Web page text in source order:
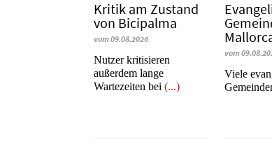
Kritik am Zustand
von Bicipalma
vom 09.08.2026
Nutzer kritisieren
außerdem lange
Wartezeiten bei (...)
vom
Viele